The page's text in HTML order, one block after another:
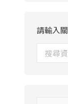
請輸入